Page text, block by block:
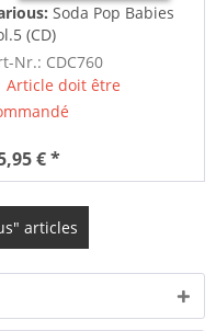
Soda Pop Babies
(CD)
Nr.: CDC760
Article doit être
€ *
articles